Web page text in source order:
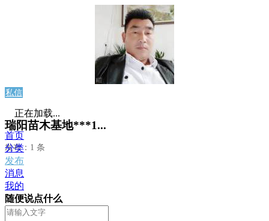
私信
瑞阳苗木基地***1...
发布：1 条
正在加载...
首页
分类
发布
消息
我的
随便说点什么